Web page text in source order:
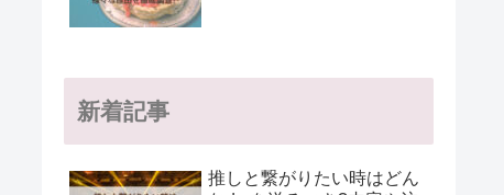
新着記事
推しと繋がりたい時はどん